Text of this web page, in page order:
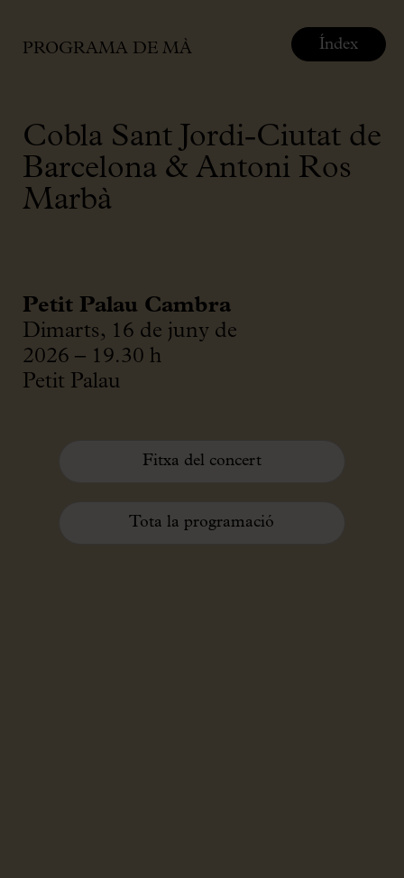
PROGRAMA DE MÀ
Cobla Sant Jordi-Ciutat de
Barcelona & Antoni Ros
Marbà
Petit Palau Cambra
Dimarts, 16 de juny de
2026 – 19.30 h
Petit Palau
Fitxa del concert
Tota la programació
Índex